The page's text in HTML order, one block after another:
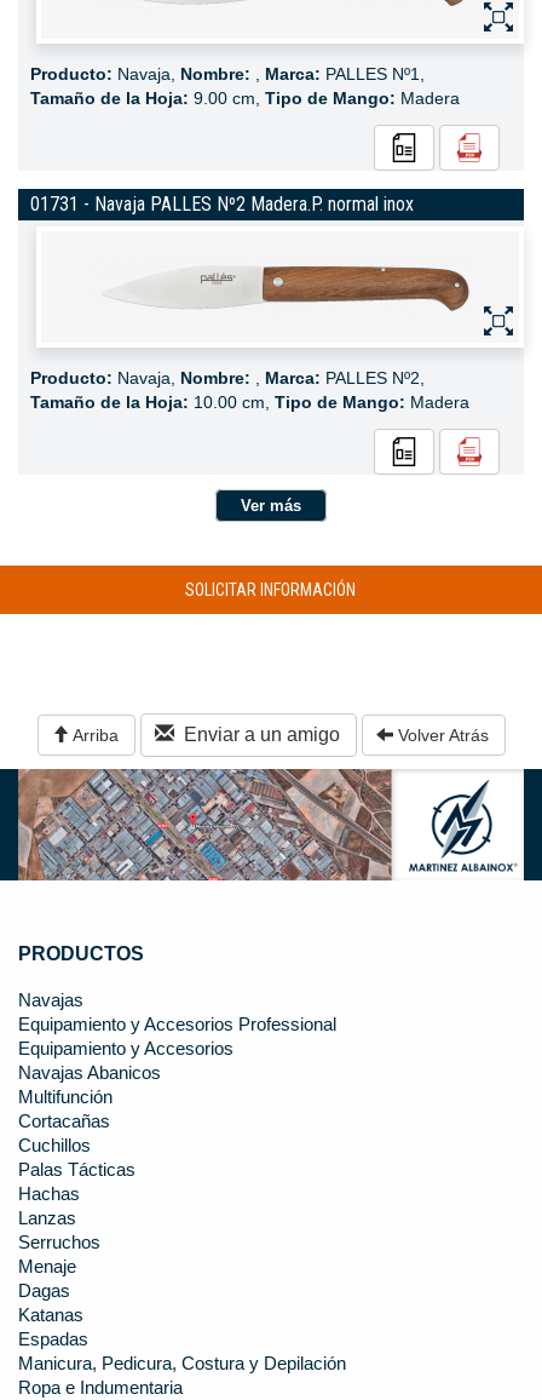
Producto: Navaja, Nombre: Marca: PALLES Nº1,
Tamaño de la Hoja: 9.00 cm, Tipo de Mango: Madera
01731 - Navaja PALLES Nº2 Madera.P. normal inox
Producto: Navaja, Nombre: Marca: PALLES Nº2,
Tamaño de la Hoja: 10.00 cm, Tipo de Mango: Madera
Ver más
SOLICITAR INFORMACIÓN
Arriba Enviar a un amigo Volver Atrás
PRODUCTOS
Navajas
Equipamiento y Accesorios Professional
Equipamiento y Accesorios
Navajas Abanicos
Multifunción
Cortacañas
Cuchillos
Palas Tácticas
Hachas
Lanzas
Serruchos
Menaje
Dagas
Katanas
Espadas
Manicura, Pedicura, Costura y Depilación
Ropa e Indumentaria